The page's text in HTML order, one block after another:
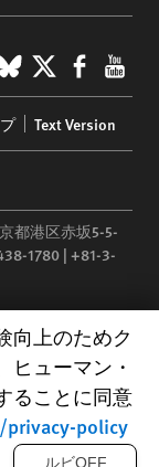
X
Text Version
都港区赤坂5-5-
1780 | +81-3-
in the US
ルビOFF
向上のためク
ヒューマン・
ることに同意
policy